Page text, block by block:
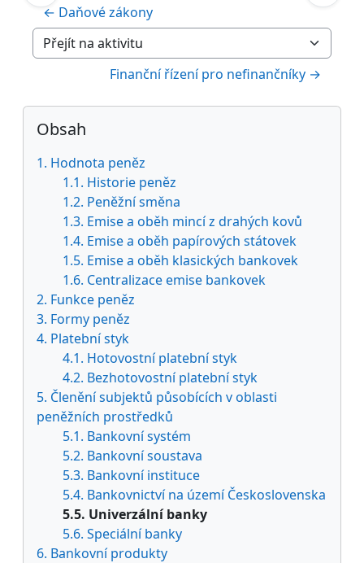
← Daňové zákony
Přejít na aktivitu
Finanční řízení pro nefinančníky →
Bloky
Přeskočit: Obsah
Obsah
1. Hodnota peněz
1.1. Historie peněz
1.2. Peněžní směna
1.3. Emise a oběh mincí z drahých kovů
1.4. Emise a oběh papírových státovek
1.5. Emise a oběh klasických bankovek
1.6. Centralizace emise bankovek
2. Funkce peněz
3. Formy peněz
4. Platební styk
4.1. Hotovostní platební styk
4.2. Bezhotovostní platební styk
5. Členění subjektů působících v oblasti
peněžních prostředků
5.1. Bankovní systém
5.2. Bankovní soustava
5.3. Bankovní instituce
5.4. Bankovnictví na území Československa
5.5. Univerzální banky
5.6. Speciální banky
6. Bankovní produkty